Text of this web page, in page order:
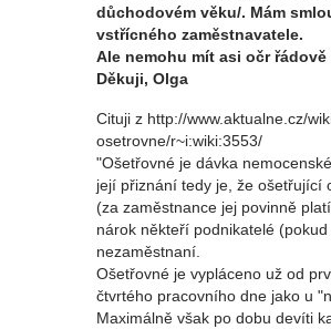
důchodovém věku/. Mám
vstřícného zaměstnavatele.
Ale nemohu mít asi očr
Děkuji, Olga
Cituji z http://www.aktualne.cz/
osetrovne/r~i:wiki:3553/
"Ošetřovné je dávka
její přiznání tedy je, že ošetřující
(za zaměstnance jej povinně
nárok někteří podnikatelé
nezaměstnaní.
Ošetřovné je vypláceno už od
čtvrtého pracovního dne jako u
Maximálně však po dobu devíti